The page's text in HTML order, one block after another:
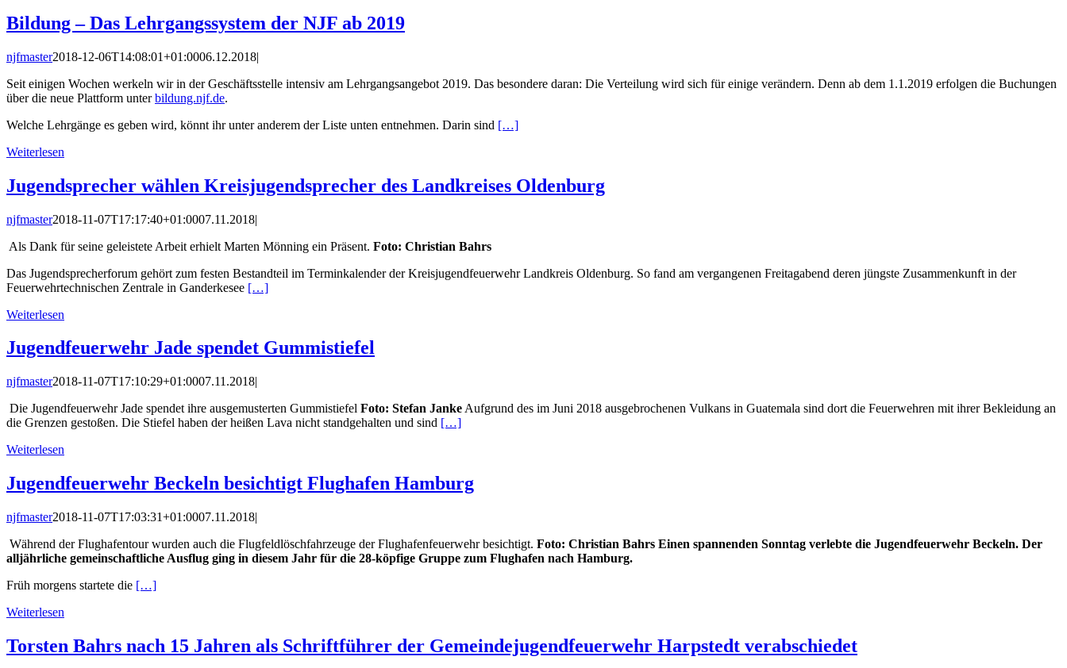
Bildung – Das Lehrgangssystem der NJF ab 2019
njfmaster2018-12-06T14:08:01+01:0006.12.2018|
Seit einigen Wochen werkeln wir in der Geschäftsstelle intensiv am Lehrgangsangebot 2019. Das besondere daran: Die Verteilung wird sich für einige verändern. Denn ab dem 1.1.2019 erfolgen die Buchungen
über die neue Plattform unterbildung.njf.de.
Welche Lehrgänge es geben wird, könnt ihr unter anderem der Liste unten entnehmen. Darin sind […]
Weiterlesen
Jugendsprecher wählen Kreisjugendsprecher des Landkreises Oldenburg
njfmaster2018-11-07T17:17:40+01:0007.11.2018|
Als Dank für seine geleistete Arbeit erhielt Marten Mönning ein Präsent. Foto: Christian Bahrs
Das Jugendsprecherforum gehört zum festen Bestandteil im Terminkalender der Kreisjugendfeuerwehr Landkreis Oldenburg. So fand am vergangenen Freitagabend deren jüngste Zusammenkunft in der
Feuerwehrtechnischen Zentrale in Ganderkesee […]
Weiterlesen
Jugendfeuerwehr Jade spendet Gummistiefel
njfmaster2018-11-07T17:10:29+01:0007.11.2018|
Die Jugendfeuerwehr Jade spendet ihre ausgemusterten Gummistiefel Foto: Stefan Janke Aufgrund des im Juni 2018 ausgebrochenen Vulkans in Guatemala sind dort die Feuerwehren mit ihrer Bekleidung an
die Grenzen gestoßen. Die Stiefel haben der heißen Lava nicht standgehalten und sind […]
Weiterlesen
Jugendfeuerwehr Beckeln besichtigt Flughafen Hamburg
njfmaster2018-11-07T17:03:31+01:0007.11.2018|
Während der Flughafentour wurden auch die Flugfeldlöschfahrzeuge der Flughafenfeuerwehr besichtigt. Foto: Christian Bahrs Einen spannenden Sonntag verlebte die Jugendfeuerwehr Beckeln. Der
alljährliche gemeinschaftliche Ausflug ging in diesem Jahr für die 28-köpfige Gruppe zum Flughafen nach Hamburg.
Früh morgens startete die […]
Weiterlesen
Torsten Bahrs nach 15 Jahren als Schriftführer der Gemeindejugendfeuerwehr Harpstedt verabschiedet